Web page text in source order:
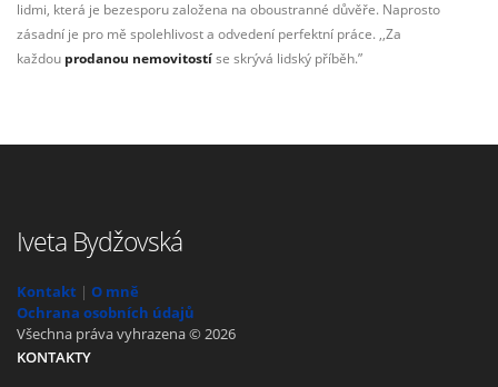
lidmi, která je bezesporu založena na oboustranné důvěře. Naprosto
zásadní je pro mě spolehlivost a odvedení perfektní práce. ,,Za
každou prodanou nemovitostí se skrývá lidský příběh.”
Iveta Bydžovská
Kontakt | O mně
Ochrana osobních údajů
Všechna práva vyhrazena © 2026
KONTAKTY